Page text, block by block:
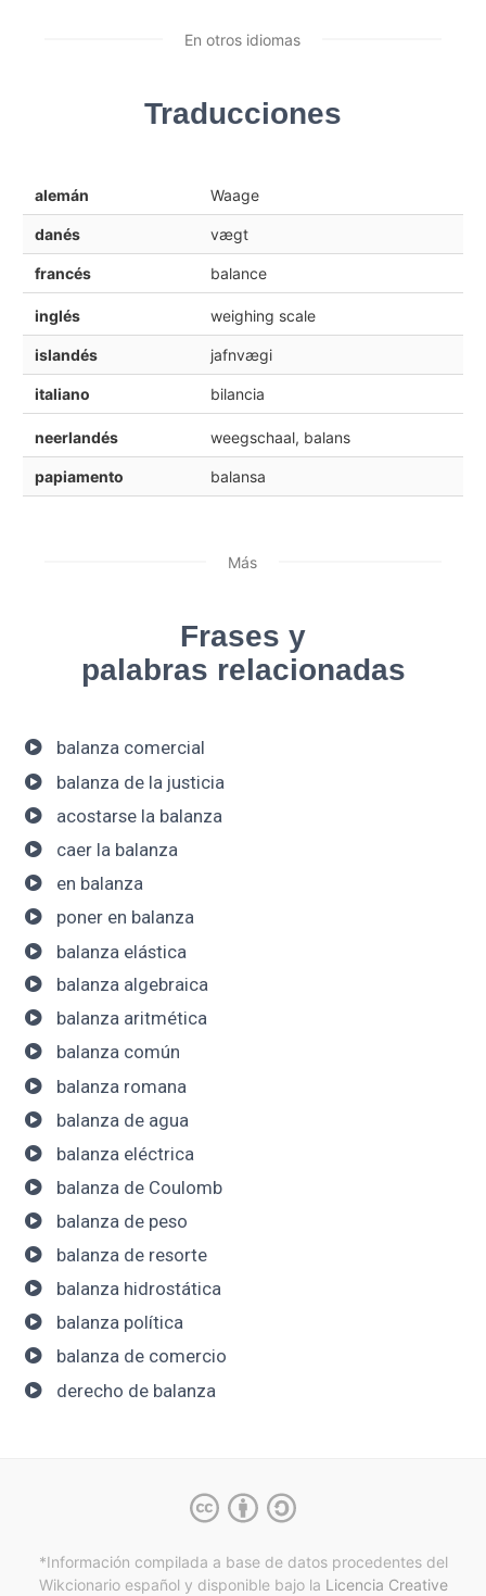
En otros idiomas
Traducciones
alemán Waage
danés vægt
francés balance
inglés weighing scale
islandés jafnvægi
italiano bilancia
neerlandés weegschaal, balans
papiamento balansa
Más
Frases y
palabras relacionadas
balanza comercial
balanza de la justicia
acostarse la balanza
caer la balanza
en balanza
poner en balanza
balanza elástica
balanza algebraica
balanza aritmética
balanza común
balanza romana
balanza de agua
balanza eléctrica
balanza de Coulomb
balanza de peso
balanza de resorte
balanza hidrostática
balanza política
balanza de comercio
derecho de balanza
*Información compilada a base de datos procedentes del
Wikcionario español y disponible bajo la Licencia Creative